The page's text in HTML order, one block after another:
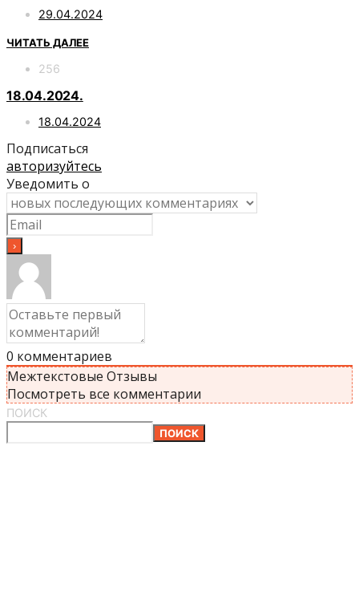
29.04.2024
ЧИТАТЬ ДАЛЕЕ
256
18.04.2024.
18.04.2024
Подписаться
авторизуйтесь
Уведомить о
0 комментариев
Межтекстовые Отзывы
Посмотреть все комментарии
ПОИСК
ПОИСК